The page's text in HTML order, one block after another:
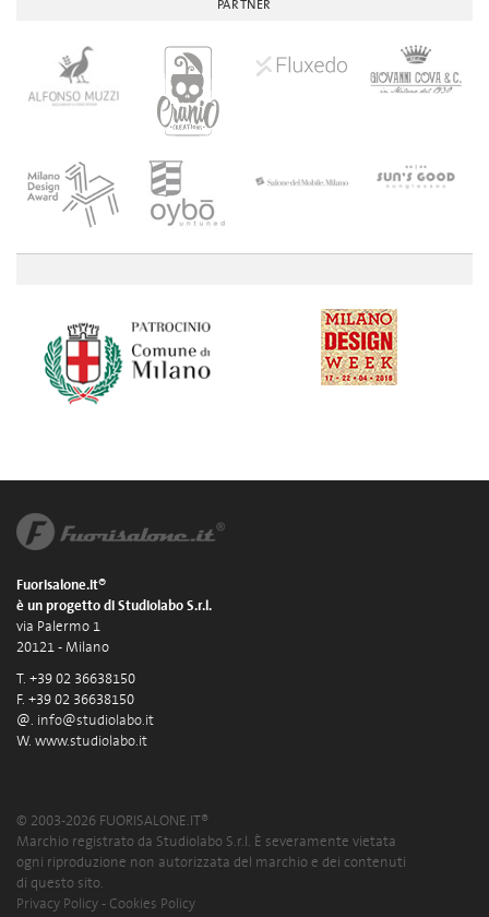
PARTNER
Fuorisalone.it®
è un progetto di Studiolabo S.r.l.
via Palermo 1
20121 - Milano
T. +39 02 36638150
F. +39 02 36638150
@. info@studiolabo.it
W. www.studiolabo.it
© 2003-2026 FUORISALONE.IT®
Marchio registrato da Studiolabo S.r.l. È severamente vietata
ogni riproduzione non autorizzata del marchio e dei contenuti
di questo sito.
Privacy Policy - Cookies Policy